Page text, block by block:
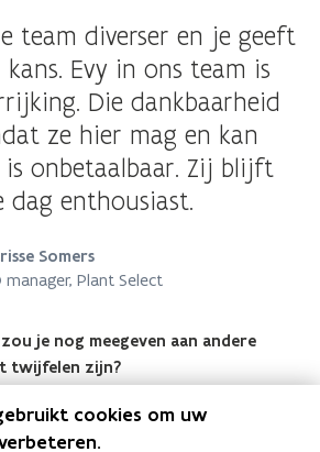
team diverser en je geeft
kans. Evy in ons team is
Die dankbaarheid
ze hier mag en kan
is onbetaalbaar. Zij blijft
dag enthousiast.
Somers
manager, Plant Select
je nog meegeven aan andere
twijfelen zijn?
kans, bijvoorbeeld via een stage of
iemand kennen. Werkt dat? Dan heb je
cookies om uw